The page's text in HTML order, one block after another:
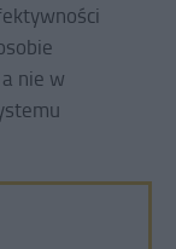
nie w